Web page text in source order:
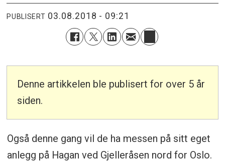
PUBLISERT 03.08.2018 - 09:21
Denne artikkelen ble publisert for over 5 år
siden.
Også denne gang vil de ha messen på sitt eget
anlegg på Hagan ved Gjelleråsen nord for Oslo.